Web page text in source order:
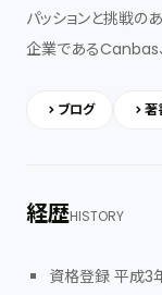
パッションと挑戦の
企業であるCanbas
ブログ 著
経歴HISTORY
資格登録 平成3